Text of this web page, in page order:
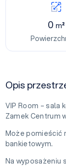
0 m²
Opis
VIP Room – sala
Zamek Centrum
Może pomieścić
bankietowym.
Na wyposażeniu